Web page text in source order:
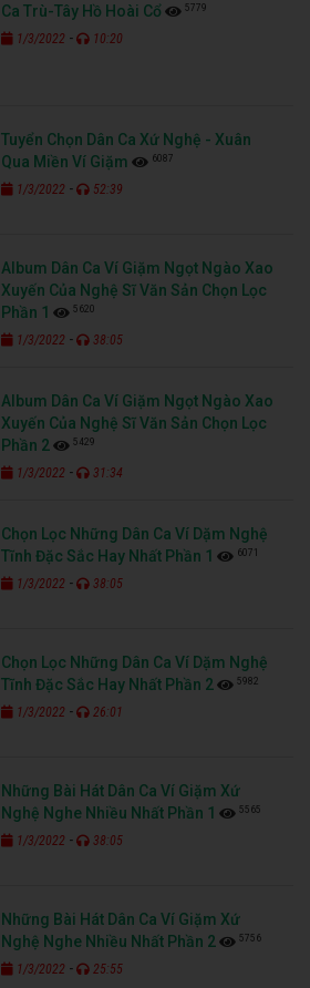
Ca Trù-Tây Hồ Hoài Cổ 5779
1/3/2022 - 10:20
Tuyển Chọn Dân Ca Xứ Nghệ - Xuân
Qua Miền Ví Giặm
6087
1/3/2022 - 52:39
Album Dân Ca Ví Giặm Ngọt Ngào Xao
Xuyến Của Nghệ Sĩ Văn Sản Chọn Lọc
Phần 1
5620
1/3/2022 - 38:05
Album Dân Ca Ví Giặm Ngọt Ngào Xao
Xuyến Của Nghệ Sĩ Văn Sản Chọn Lọc
Phần 2
5429
1/3/2022 - 31:34
Chọn Lọc Những Dân Ca Ví Dặm Nghệ
Tĩnh Đặc Sắc Hay Nhất Phần 1
6071
1/3/2022 - 38:05
Chọn Lọc Những Dân Ca Ví Dặm Nghệ
Tĩnh Đặc Sắc Hay Nhất Phần 2
5982
1/3/2022 - 26:01
Những Bài Hát Dân Ca Ví Giặm Xứ
Nghệ Nghe Nhiều Nhất Phần 1
5565
1/3/2022 - 38:05
Những Bài Hát Dân Ca Ví Giặm Xứ
Nghệ Nghe Nhiều Nhất Phần 2
5756
1/3/2022 - 25:55